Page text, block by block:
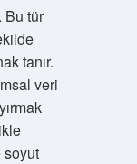
Bu tür
tanır.
veri